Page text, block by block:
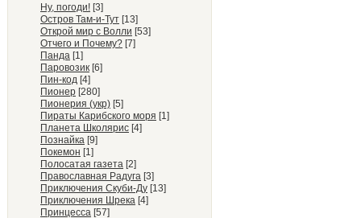
Ну, погоди! [3]
Остров Там-и-Тут [13]
Открой мир с Волли [53]
Отчего и Почему? [7]
Панда [1]
Паровозик [6]
Пин-код [4]
Пионер [280]
Пионерия (укр) [5]
Пираты Карибского моря [1]
Планета Школярис [4]
Познайка [9]
Покемон [1]
Полосатая газета [2]
Православная Радуга [3]
Приключения Скуби-Ду [13]
Приключения Шрека [4]
Принцесса [57]